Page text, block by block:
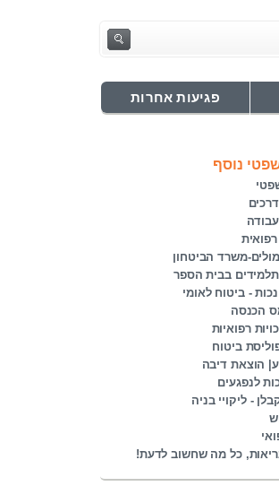
פגיעות אחרות
נוסף
משרד הביטחון
בבית הספר
- ביטוח לאומי
הכנסה
רפואיות
ביטוח
הוצאת דיבה
לנפגעים
- ליקויי בניה
כל מה שחשוב לדעת!